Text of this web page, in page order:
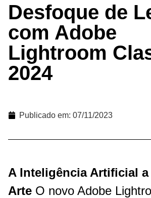
Desfoque de
com Adobe
Lightroom
2024
Publicado em: 07/11/2023
A Inteligência Artificial
Arte O novo Adobe